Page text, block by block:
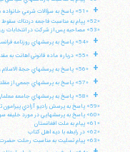
+
«51» پاسخ به سؤالات شرعي خانواده هاي بازداشت شدگان سياسي
«52» پپام به مناسبت فاجعه دردناك سقوط هواپيما
«53» مصاحبه پس از شركت در انتخابات رياست جمهوري
+ «54» پاسخ به پرسشهاي روزنامه فرانسوي امانيته
+ «55» درباره ماده قانوني اهانت به مقدسات و سب النبي
+ «56» پاسخ به پرسشهاي حجة الاسلام والمسلمين آقاي دكتر محسن كديور
+ «57» پاسخ به پرسشهاي جمعي از مقلدين
+
«58» پاسخ به پرسشهاي جامعه معلمان ايران
«59» پاسخ به پرسش راديو آزادي پيرامون تحولات افغانستان
«60» پاسخ به پرسشهايي در مورد خليفه سوم عثمان
«61» پيام به ملت افغانستان
«62» در رابطه با ديه اهل كتاب
«63» پيام تسليت به مناسبت رحلت حضرت آيت الله العظمي شيرازي (ره)